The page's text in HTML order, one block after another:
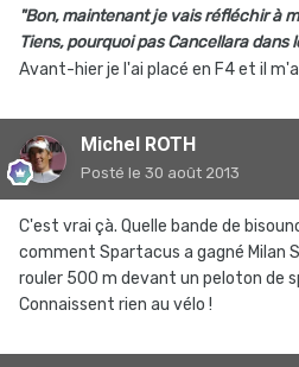
"Bon, maintenant je vais réfléchir à
Tiens, pourquoi pas Cancellara dans
Avant-hier je l'ai placé en F4 et il
Michel ROTH
Posté le 30 août 2013
C'est vrai çà. Quelle bande de
comment Spartacus a gagné Milan
rouler 500 m devant un peloton de
Connaissent rien au vélo !